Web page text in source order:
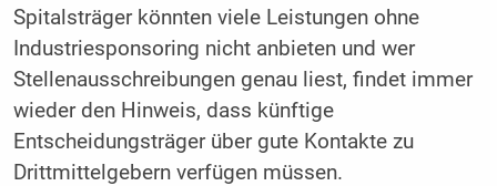
Spitalsträger könnten viele Leistungen ohne
Industriesponsoring nicht anbieten und wer
Stellenausschreibungen genau liest, findet immer
wieder den Hinweis, dass künftige
Entscheidungsträger über gute Kontakte zu
Drittmittelgebern verfügen müssen.